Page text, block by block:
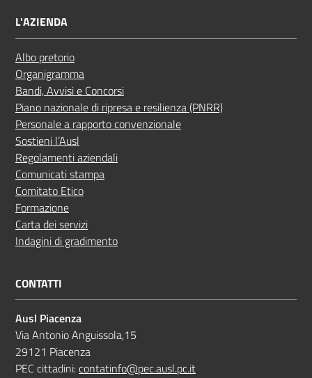
L'AZIENDA
Albo pretorio
Organigramma
Bandi, Avvisi e Concorsi
Piano nazionale di ripresa e resilienza (PNRR)
Personale a rapporto convenzionale
Sostieni l’Ausl
Regolamenti aziendali
Comunicati stampa
Comitato Etico
Formazione
Carta dei servizi
Indagini di gradimento
CONTATTI
Ausl Piacenza
Via Antonio Anguissola,15
29121 Piacenza
PEC cittadini:contatinfo@pec.ausl.pc.it